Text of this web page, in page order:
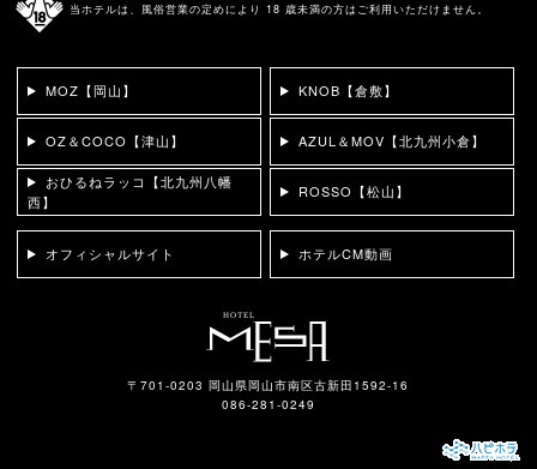
当ホテルは、風俗営業の定めにより 18 歳未満の方はご利用いただけません。
MOZ【岡山】 KNOB【倉敷】
OZ＆COCO【津山】 AZUL＆MOV【北九州小倉】
おひるねラッコ【北九州八幡
西】
ROSSO【松山】
オフィシャルサイト ホテルCM動画
〒701-0203 岡山県岡山市南区古新田1592-16
086-281-0249